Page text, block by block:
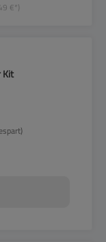
€*)
Kit